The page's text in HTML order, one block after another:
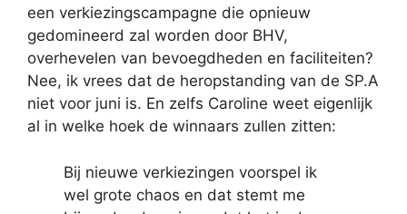
een verkiezingscampagne die opnieuw
gedomineerd zal worden door BHV,
overhevelen van bevoegdheden en faciliteiten?
Nee, ik vrees dat de heropstanding van de SP.A
niet voor juni is. En zelfs Caroline weet eigenlijk
al in welke hoek de winnaars zullen zitten:
Bij nieuwe verkiezingen voorspel ik
wel grote chaos en dat stemt me